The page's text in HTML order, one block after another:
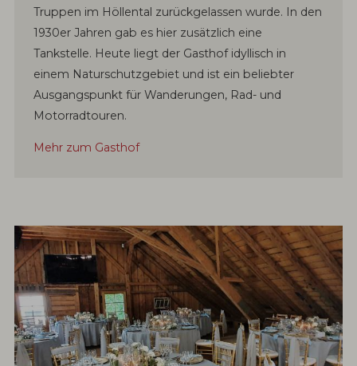
Truppen im Höllental zurückgelassen wurde. In den
1930er Jahren gab es hier zusätzlich eine
Tankstelle. Heute liegt der Gasthof idyllisch in
einem Naturschutzgebiet und ist ein beliebter
Ausgangspunkt für Wanderungen, Rad- und
Motorradtouren.
Mehr zum Gasthof